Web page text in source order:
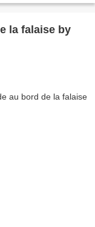
la falaise by